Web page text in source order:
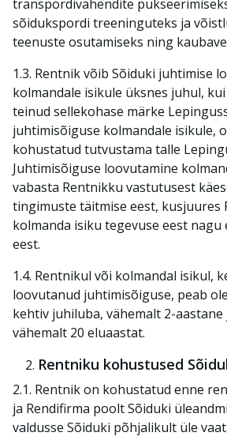
transpordivahendite
sõidukspordi treeninguteks ja
teenuste osutamiseks ning
1.3. Rentnik võib Sõiduki juhtimise
kolmandale isikule üksnes juhul,
teinud sellekohase märke
juhtimisõiguse kolmandale isikule,
kohustatud tutvustama talle
Juhtimisõiguse loovutamine
vabasta Rentnikku vastutusest
tingimuste täitmise eest, kusjuures
kolmanda isiku tegevuse eest nagu
eest.
1.4. Rentnikul või kolmandal isikul,
loovutanud juhtimisõiguse, peab
kehtiv juhiluba, vähemalt 2-
vähemalt 20 eluaastat.
Rentniku kohustused
2.1. Rentnik on kohustatud enne
ja Rendifirma poolt Sõiduki
valdusse Sõiduki põhjalikult üle